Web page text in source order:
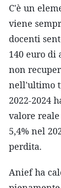
C'è un
viene
docenti
140 euro di
non
nell'ultimo
2022-2024
valore
5,4% nel
perdita.
Anief ha